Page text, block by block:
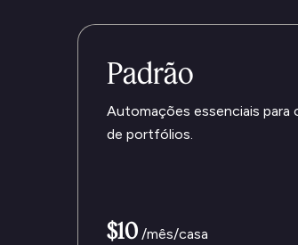
Padrão
Automações essenciais para
de portfólios.
$10 /mês/casa